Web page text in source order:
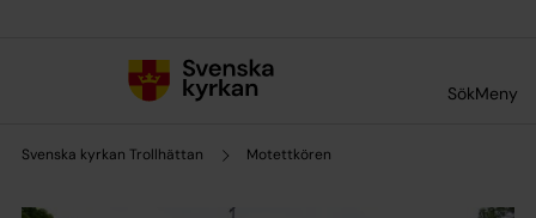
SökMeny
Svenska kyrkan Trollhättan Motettkören